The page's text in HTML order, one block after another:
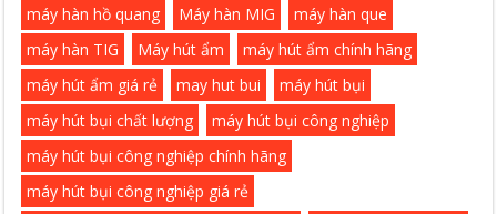
máy hàn hồ quang
Máy hàn MIG
máy hàn que
máy hàn TIG
Máy hút ẩm
máy hút ẩm chính hãng
máy hút ẩm giá rẻ
may hut bui
máy hút bụi
máy hút bụi chất lượng
máy hút bụi công nghiệp
máy hút bụi công nghiệp chính hãng
máy hút bụi công nghiệp giá rẻ